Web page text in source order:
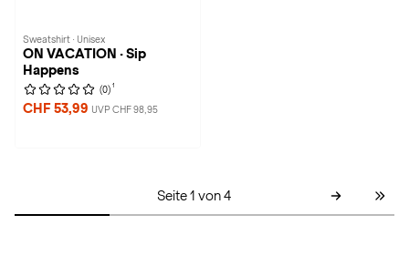
Sweatshirt · Unisex
ON VACATION · Sip
Happens
(0) 1
CHF 53,99 UVP CHF 98,95
Seite 1 von 4